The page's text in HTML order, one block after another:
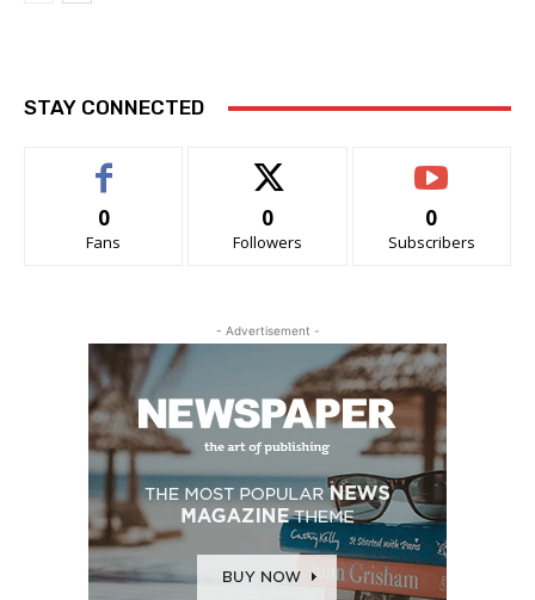
STAY CONNECTED
0
Fans
0
Followers
0
Subscribers
- Advertisement -